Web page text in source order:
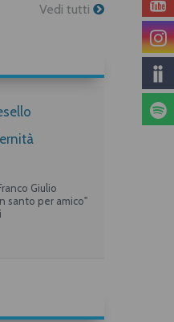
Vedi tutti
Giulio
santo per amico"